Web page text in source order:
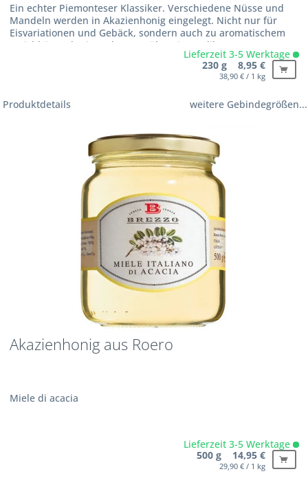
Ein echter Piemonteser Klassiker. Verschiedene Nüsse und
Mandeln werden in Akazienhonig eingelegt. Nicht nur für
Eisvariationen und Gebäck, sondern auch zu aromatischem
Weichkäse oder in Joghurt gerührt eine Delikatesse.
Lieferzeit 3-5 Werktage
230 g 8,95 €
38,90 € / 1 kg
Produktdetails weitere Gebindegrößen...
Akazienhonig aus Roero
Miele di acacia
Lieferzeit 3-5 Werktage
500 g 14,95 €
29,90 € / 1 kg